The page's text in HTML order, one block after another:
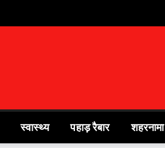
स्वास्थ्य पहाड़ रैबार शहरनामा